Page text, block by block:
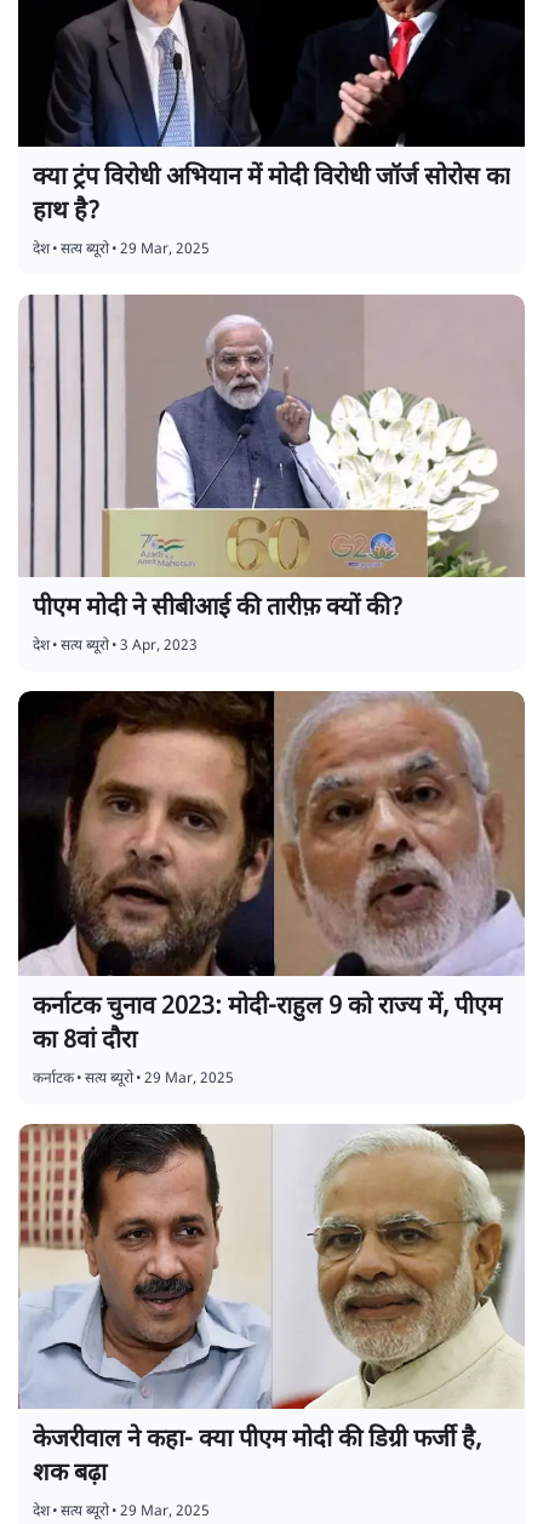
क्या ट्रंप विरोधी अभियान में मोदी विरोधी जॉर्ज सोरोस का
हाथ है?
देश•सत्य ब्यूरो•29 Mar, 2025
पीएम मोदी ने सीबीआई की तारीफ़ क्यों की?
देश•सत्य ब्यूरो•3 Apr, 2023
कर्नाटक चुनाव 2023: मोदी-राहुल 9 को राज्य में, पीएम
का 8वां दौरा
कर्नाटक•सत्य ब्यूरो•29 Mar, 2025
केजरीवाल ने कहा- क्या पीएम मोदी की डिग्री फर्जी है,
शक बढ़ा
देश•सत्य ब्यूरो•29 Mar, 2025